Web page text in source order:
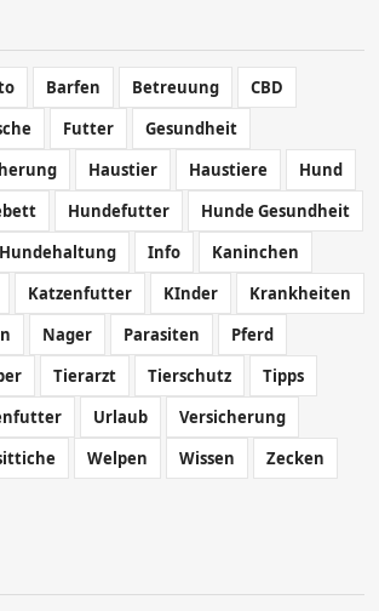
Barfen Betreuung
CBD
Futter
Gesundheit
Haustier Haustiere
Hund
Hundefutter
Hunde Gesundheit
Hundehaltung Info
Kaninchen
Katzenfutter KInder
Krankheiten
Nager Parasiten
Pferd
Tierarzt Tierschutz
Tipps
Urlaub
Versicherung
Welpen Wissen
Zecken